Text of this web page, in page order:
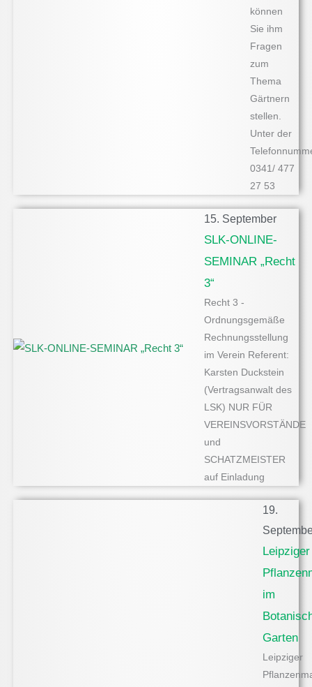
können
Sie ihm
Fragen
zum
Thema
Gärtnern
stellen.
Unter der
0341/ 477
27 53
15. September
SLK-ONLINE-
SEMINAR „Recht
3“
Recht 3 -
Ordnungsgemäße
Rechnungsstellung
im Verein Referent:
Karsten Duckstein
(Vertragsanwalt des
LSK) NUR FÜR
VEREINSVORSTÄNDE
und
SCHATZMEISTER
auf Einladung
19.
Leipziger
im
Garten
Leipziger